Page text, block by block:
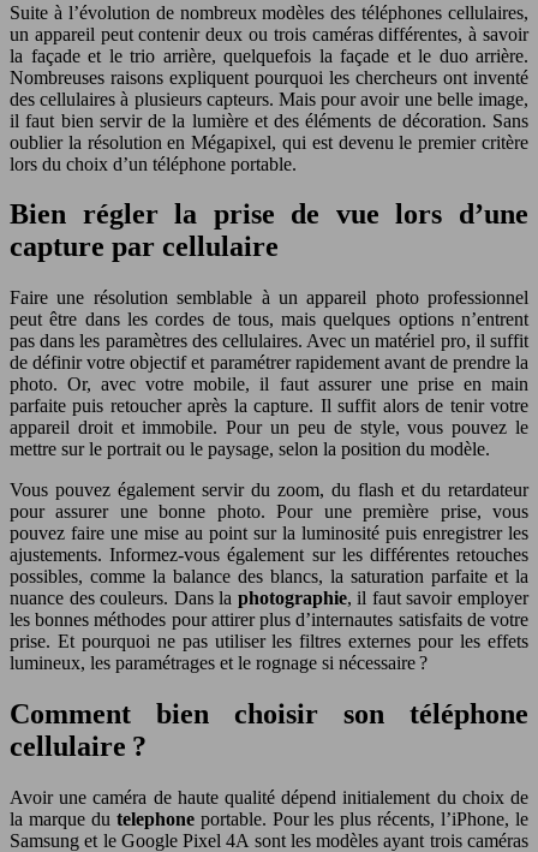
Suite à l’évolution de nombreux modèles des téléphones cellulaires,
un appareil peut contenir deux ou trois caméras différentes, à savoir
la façade et le trio arrière, quelquefois la façade et le duo arrière.
Nombreuses raisons expliquent pourquoi les chercheurs ont inventé
des cellulaires à plusieurs capteurs. Mais pour avoir une belle image,
il faut bien servir de la lumière et des éléments de décoration. Sans
oublier la résolution en Mégapixel, qui est devenu le premier critère
lors du choix d’un téléphone portable.
Bien régler la prise de vue lors d’une
capture par cellulaire
Faire une résolution semblable à un appareil photo professionnel
peut être dans les cordes de tous, mais quelques options n’entrent
pas dans les paramètres des cellulaires. Avec un matériel pro, il suffit
de définir votre objectif et paramétrer rapidement avant de prendre la
photo. Or, avec votre mobile, il faut assurer une prise en main
parfaite puis retoucher après la capture. Il suffit alors de tenir votre
appareil droit et immobile. Pour un peu de style, vous pouvez le
mettre sur le portrait ou le paysage, selon la position du modèle.
Vous pouvez également servir du zoom, du flash et du retardateur
pour assurer une bonne photo. Pour une première prise, vous
pouvez faire une mise au point sur la luminosité puis enregistrer les
ajustements. Informez-vous également sur les différentes retouches
possibles, comme la balance des blancs, la saturation parfaite et la
nuance des couleurs. Dans la photographie, il faut savoir employer
les bonnes méthodes pour attirer plus d’internautes satisfaits de votre
prise. Et pourquoi ne pas utiliser les filtres externes pour les effets
lumineux, les paramétrages et le rognage si nécessaire ?
Comment bien choisir son téléphone
cellulaire ?
Avoir une caméra de haute qualité dépend initialement du choix de
la marque du telephoneportable. Pour les plus récents, l’iPhone, le
Samsung et le Google Pixel 4A sont les modèles ayant trois caméras